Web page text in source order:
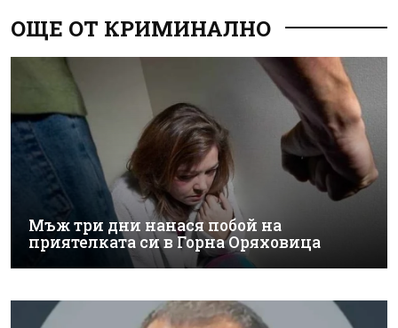
ОЩЕ ОТ КРИМИНАЛНО
Мъж три дни нанася побой на
приятелката си в Горна Оряховица